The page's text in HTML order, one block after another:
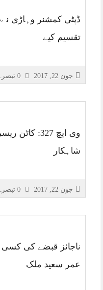
ڈپٹی کمشنر وہاڑی
تقسیم کیے
جون 22, 2017
وی ایچ 327:
شاہکار
جون 22, 2017
ناجائز قبضے کی کسی
عمر سعید ملک